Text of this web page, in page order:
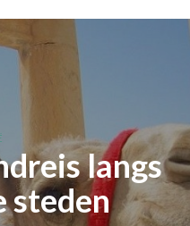
langs
steden